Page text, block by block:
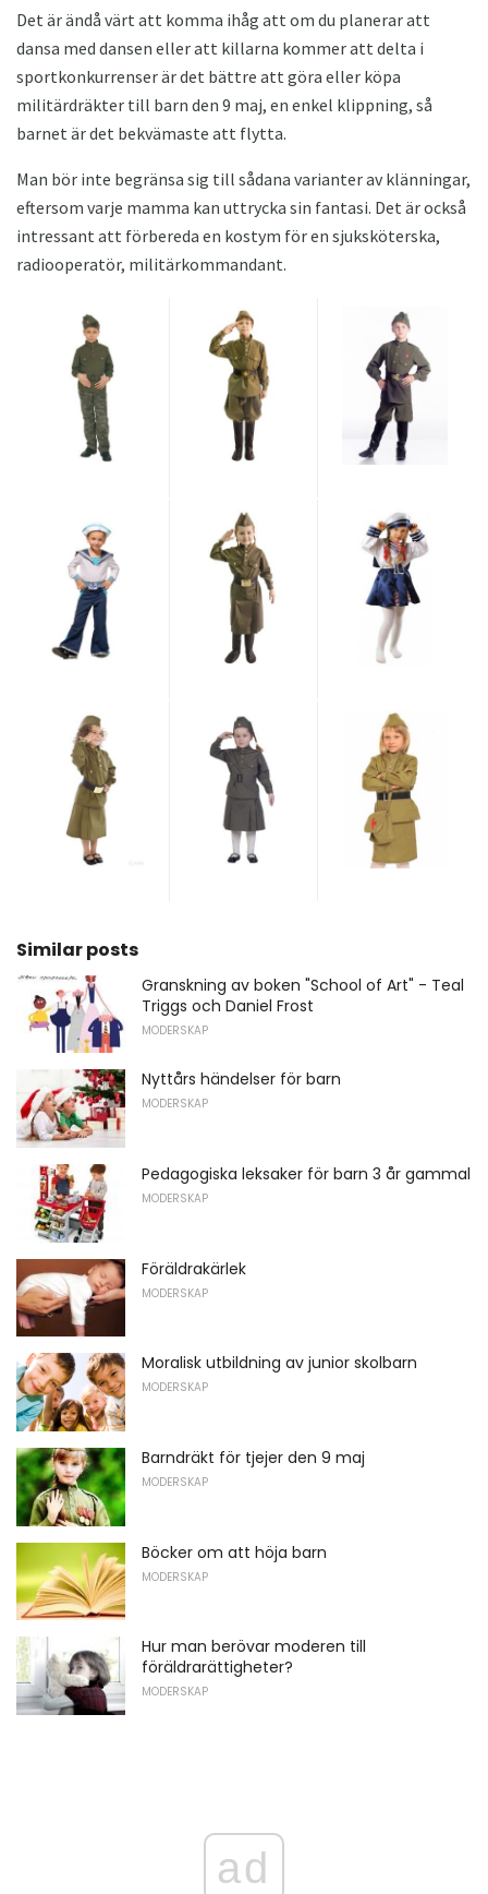
Det är ändå värt att komma ihåg att om du planerar att
dansa med dansen eller att killarna kommer att delta i
sportkonkurrenser är det bättre att göra eller köpa
militärdräkter till barn den 9 maj, en enkel klippning, så
barnet är det bekvämaste att flytta.
Man bör inte begränsa sig till sådana varianter av klänningar,
eftersom varje mamma kan uttrycka sin fantasi. Det är också
intressant att förbereda en kostym för en sjuksköterska,
radiooperatör, militärkommandant.
Similar posts
Granskning av boken "School of Art" - Teal
Triggs och Daniel Frost
MODERSKAP
Nyttårs händelser för barn
MODERSKAP
Pedagogiska leksaker för barn 3 år gammal
MODERSKAP
Föräldrakärlek
MODERSKAP
Moralisk utbildning av junior skolbarn
MODERSKAP
Barndräkt för tjejer den 9 maj
MODERSKAP
Böcker om att höja barn
MODERSKAP
Hur man berövar moderen till
föräldrarättigheter?
MODERSKAP
ad